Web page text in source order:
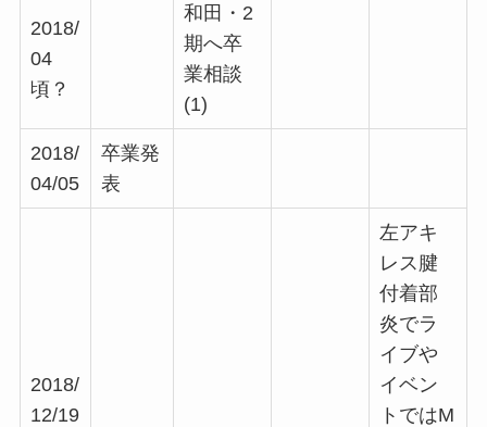
2018/
04
頃？
和田・2
期へ卒
業相談
(1)
2018/
04/05
卒業発
表
2018/
12/19
左アキ
レス腱
付着部
炎でラ
イブや
イベン
トではM